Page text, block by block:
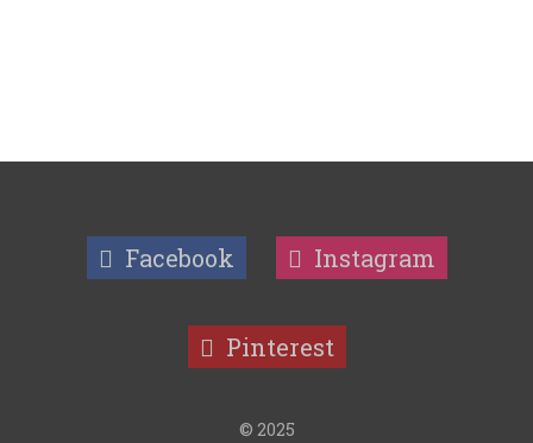
Facebook Instagram
Pinterest
© 2025